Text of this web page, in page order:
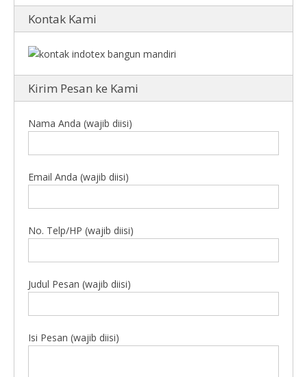
Kontak Kami
Kirim Pesan ke Kami
Nama Anda (wajib diisi)
Email Anda (wajib diisi)
No. Telp/HP (wajib diisi)
Judul Pesan (wajib diisi)
Isi Pesan (wajib diisi)